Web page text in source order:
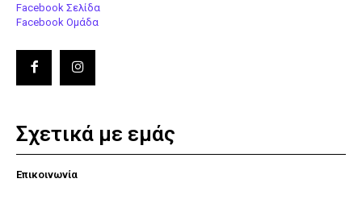
Facebook Σελίδα
Facebook Ομάδα
Σχετικά με εμάς
Επικοινωνία